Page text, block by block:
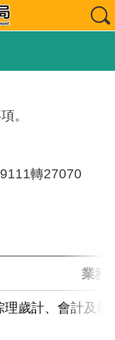
。
轉27070
業務
理歲計、會計及統